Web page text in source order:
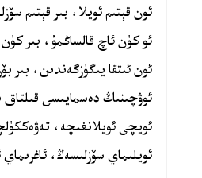
ئون قېتىم ئويلا، بىر قېتىم
ئو كۈن ئاچ قالساڭمۇ، بىر
ئون ئىتقا يىگۈزگەندىن، بىر
ئوۋچىنىڭ دەسمايىسى
ئويچى ئويلانغىچە،
ئويلىماي سۆزلىسەڭ،